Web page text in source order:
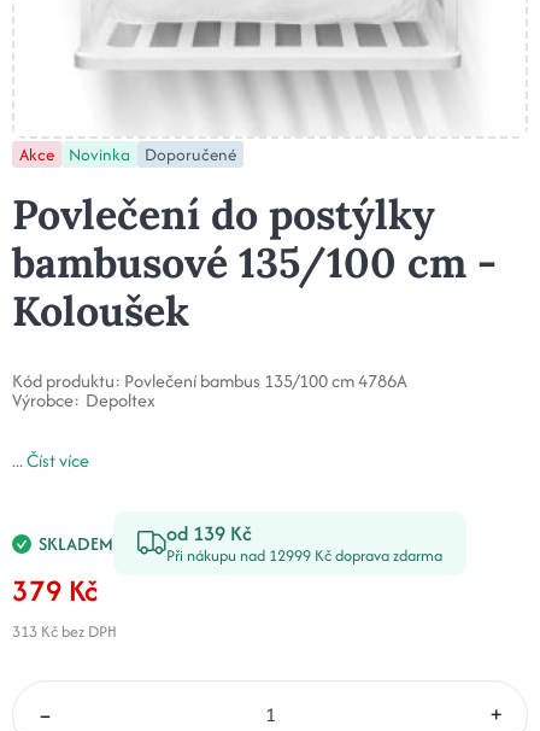
Akce Novinka Doporučené
Povlečení do postýlky
bambusové 135/100 cm -
Koloušek
Kód produktu: Povlečení bambus 135/100 cm 4786A
Výrobce: Depoltex
...Číst více
SKLADEM od 139 Kč
Při nákupu nad 12999 Kč doprava zdarma
379 Kč
313 Kč bez DPH
– +